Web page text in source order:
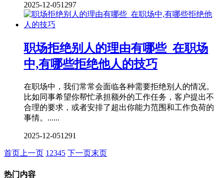
2025-12-051297
职场拒绝别人的理由有哪些_在职场
中,有哪些拒绝他人的技巧
在职场中，我们常常会面临各种需要拒绝别人的情况。
比如同事希望你帮忙承担额外的工作任务，客户提出不
合理的要求，或者安排了超出你能力范围和工作负荷的
事情。......
2025-12-051291
首页 上一页 1 2345 下一页末页
热门内容